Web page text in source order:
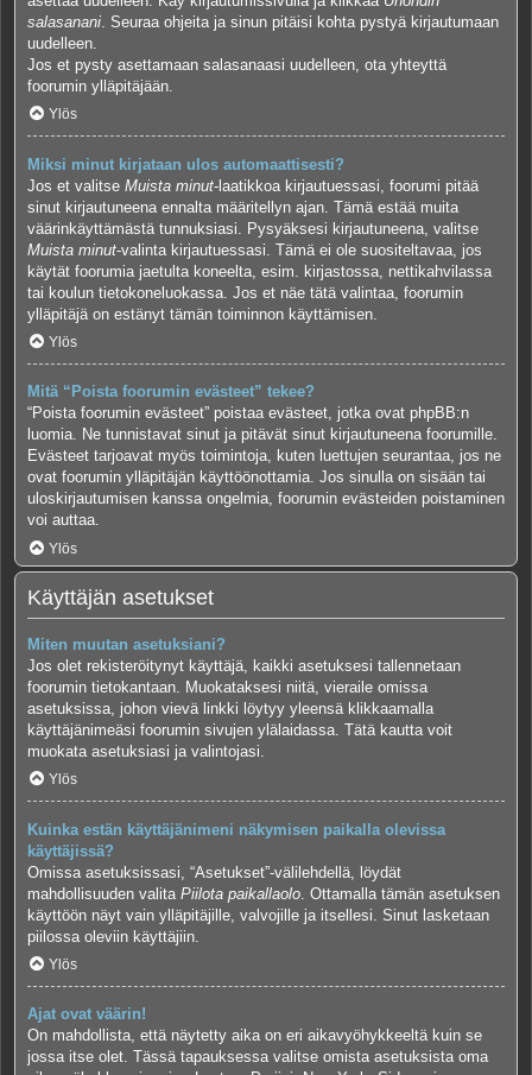
salasanani . Seuraa ohjeita ja sinun pitäisi kohta pystyä kirjautumaan
uudelleen.
Jos et pysty asettamaan salasanaasi uudelleen, ota yhteyttä
foorumin ylläpitäjään.
Ylös
Miksi minut kirjataan ulos automaattisesti?
Jos et valitse Muista minut-laatikkoa kirjautuessasi, foorumi pitää
sinut kirjautuneena ennalta määritellyn ajan. Tämä estää muita
väärinkäyttämästä tunnuksiasi. Pysyäksesi kirjautuneena, valitse
Muista minut-valinta kirjautuessasi. Tämä ei ole suositeltavaa, jos
käytät foorumia jaetulta koneelta, esim. kirjastossa, nettikahvilassa
tai koulun tietokoneluokassa. Jos et näe tätä valintaa, foorumin
ylläpitäjä on estänyt tämän toiminnon käyttämisen.
Ylös
Mitä “Poista foorumin evästeet” tekee?
“Poista foorumin evästeet” poistaa evästeet, jotka ovat phpBB:n
luomia. Ne tunnistavat sinut ja pitävät sinut kirjautuneena foorumille.
Evästeet tarjoavat myös toimintoja, kuten luettujen seurantaa, jos ne
ovat foorumin ylläpitäjän käyttöönottamia. Jos sinulla on sisään tai
uloskirjautumisen kanssa ongelmia, foorumin evästeiden poistaminen
voi auttaa.
Ylös
Käyttäjän asetukset
Miten muutan asetuksiani?
Jos olet rekisteröitynyt käyttäjä, kaikki asetuksesi tallennetaan
foorumin tietokantaan. Muokataksesi niitä, vieraile omissa
asetuksissa, johon vievä linkki löytyy yleensä klikkaamalla
käyttäjänimeäsi foorumin sivujen ylälaidassa. Tätä kautta voit
muokata asetuksiasi ja valintojasi.
Ylös
Kuinka estän käyttäjänimeni näkymisen paikalla olevissa
käyttäjissä?
Omissa asetuksissasi, “Asetukset”-välilehdellä, löydät
mahdollisuuden valita Piilota paikallaolo . Ottamalla tämän asetuksen
käyttöön näyt vain ylläpitäjille, valvojille ja itsellesi. Sinut lasketaan
piilossa oleviin käyttäjiin.
Ylös
Ajat ovat väärin!
On mahdollista, että näytetty aika on eri aikavyöhykkeeltä kuin se
jossa itse olet. Tässä tapauksessa valitse omista asetuksista oma